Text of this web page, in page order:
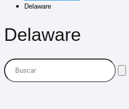
Delaware
Delaware